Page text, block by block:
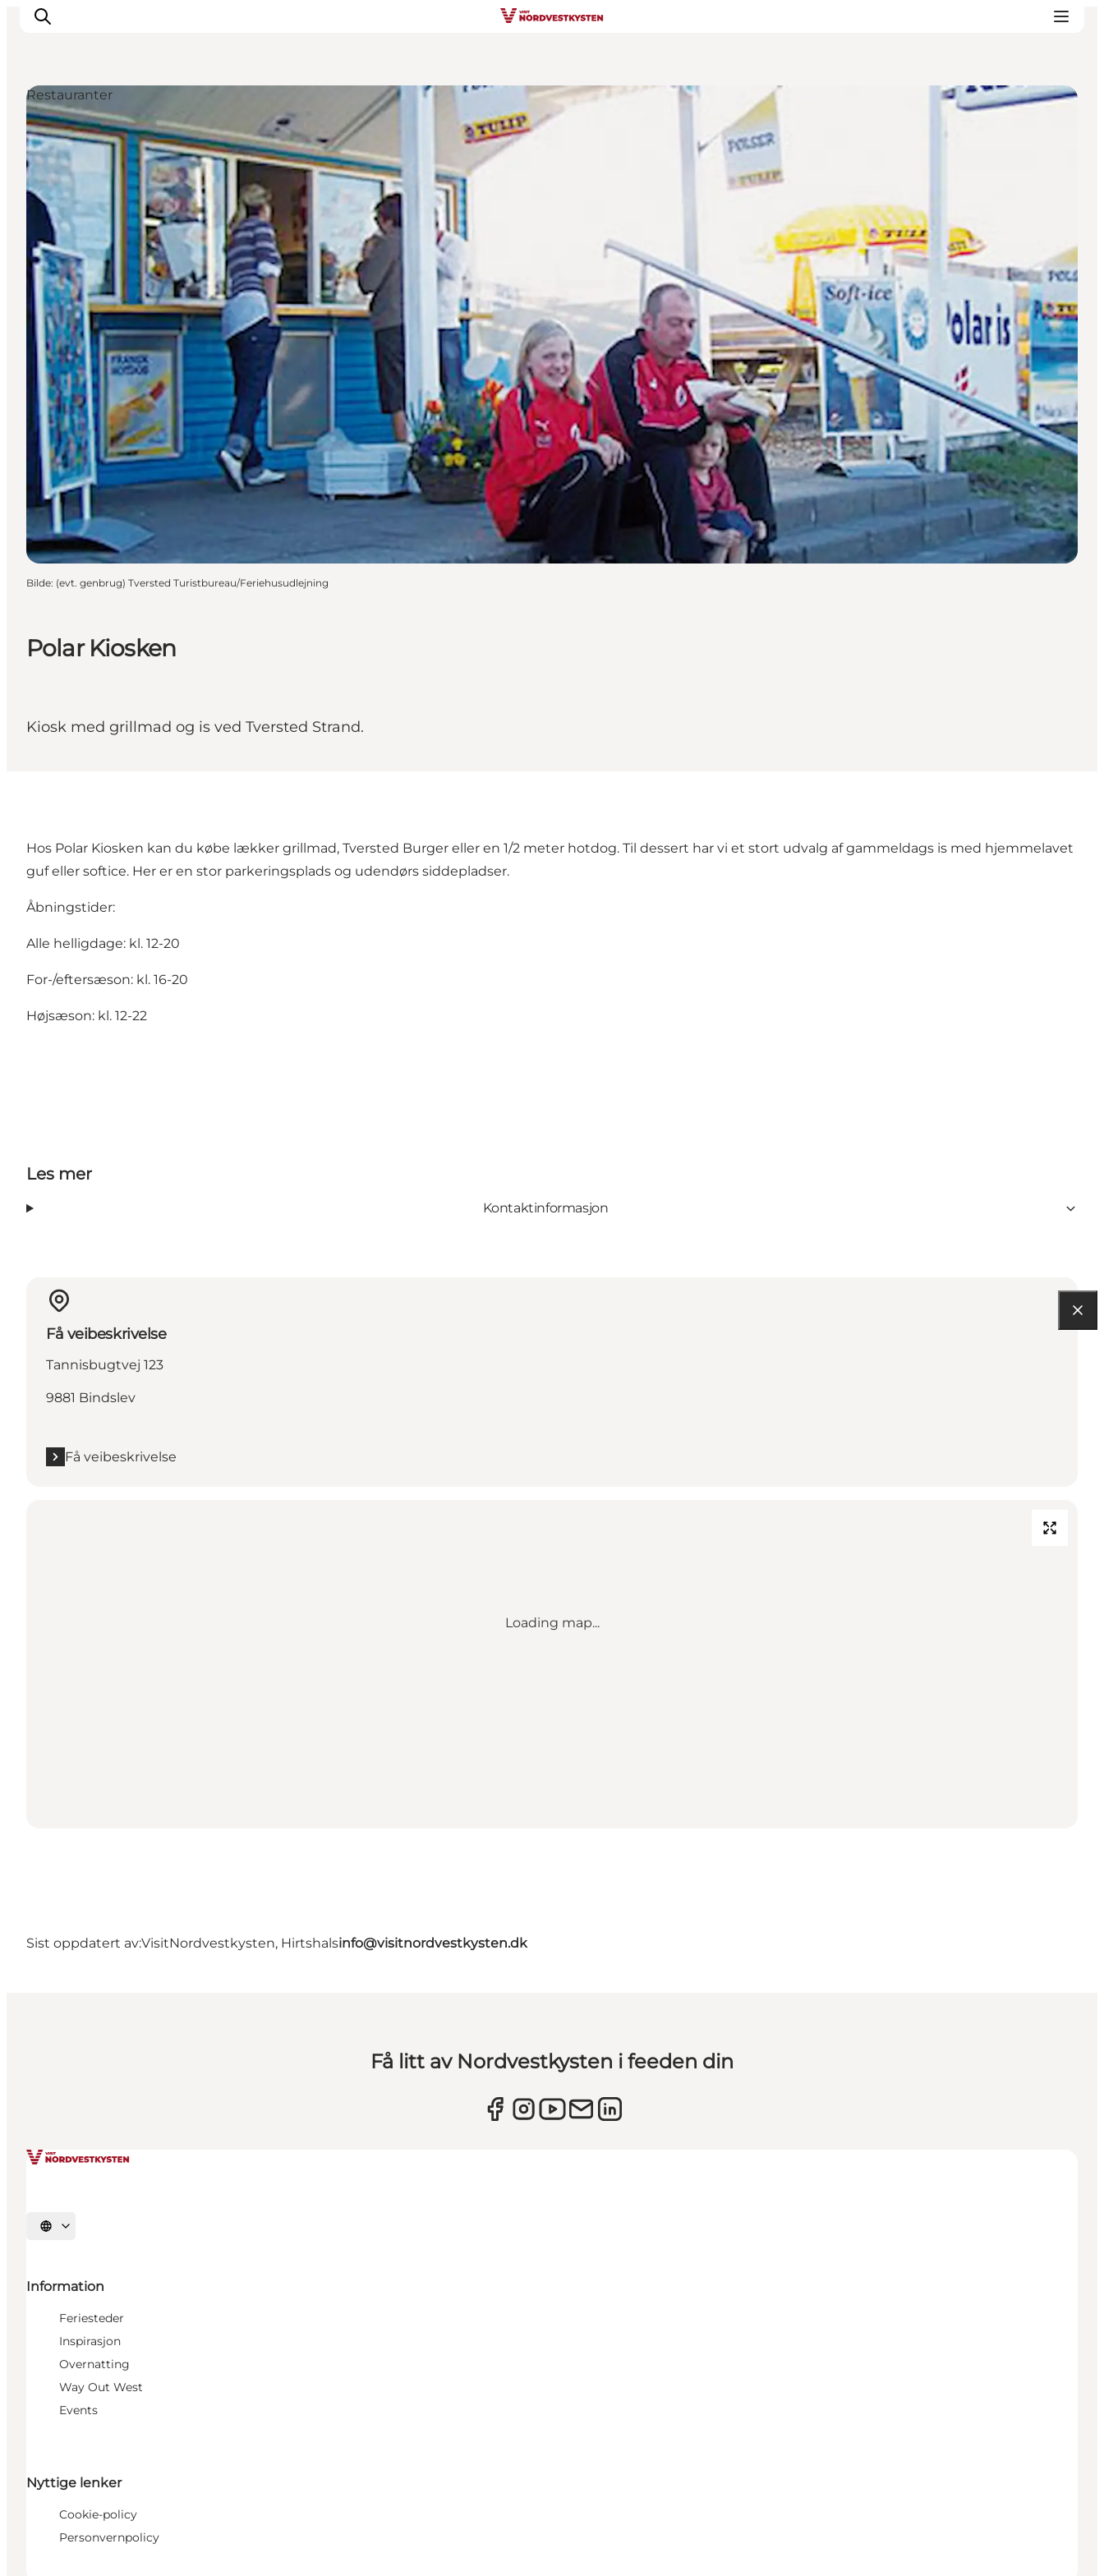
Byer og steder
Inspirasjon
Events
Overnatting
Planlegg ferien
Polar Kiosken
Kiosk med grillmad og is ved Tversted Strand.
Restauranter
Bilde: (evt. genbrug) Tversted Turistbureau/Feriehusudlejning
Hos Polar Kiosken kan du købe lækker grillmad, Tversted Burger eller en 1/2 meter hotdog. Til dessert har vi et stort udvalg af gammeldags is med hjemmelavet
guf eller softice. Her er en stor parkeringsplads og udendørs siddepladser.
Åbningstider:
Alle helligdage: kl. 12-20
For-/eftersæson: kl. 16-20
Højsæson: kl. 12-22
Les mer
Kontaktinformasjon
Få veibeskrivelse
Tannisbugtvej 123
9881 Bindslev
Få veibeskrivelse
Loading map...
Sist oppdatert av:VisitNordvestkysten, Hirtshalsinfo@visitnordvestkysten.dk
Få litt av Nordvestkysten i feeden din
Velg språk
Information
Feriesteder
Inspirasjon
Overnatting
Way Out West
Events
Nyttige lenker
Cookie-policy
Personvernpolicy